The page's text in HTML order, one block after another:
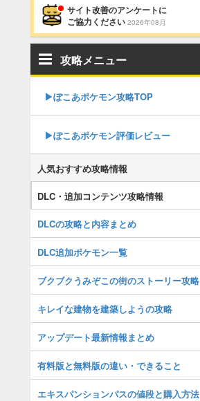
サイト改善のアンケートに
ご協力ください 2026年08月
攻略メニュー
▶︎ぽこあポケモン攻略TOP
▶︎ぽこあポケモン評価レビュー
人気おすすめ攻略情報
DLC・追加コンテンツ攻略情報
DLCの攻略と内容まとめ
DLC追加ポケモン一覧
ブクブクうみぞこの街のストーリー攻略
キレイな建物を建築しようの攻略
アップデート最新情報まとめ
有料版と無料版の違い・できること
エキスパンションパスの値段と購入方法